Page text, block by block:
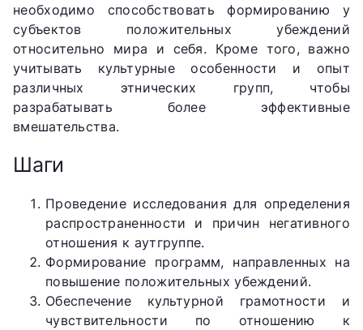
необходимо способствовать формированию у
субъектов положительных убеждений
относительно мира и себя. Кроме того, важно
учитывать культурные особенности и опыт
различных этнических групп, чтобы
разрабатывать более эффективные
вмешательства.
Шаги
Проведение исследования для определения
распространенности и причин негативного
отношения к аутгруппе.
Формирование программ, направленных на
повышение положительных убеждений.
Обеспечение культурной грамотности и
чувствительности по отношению к